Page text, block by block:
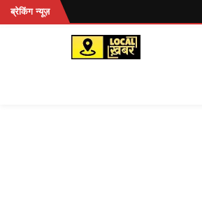
Skip
to
ब्रेकिंग न्यूज़